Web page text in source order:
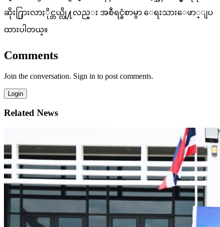
ဆိုး႐ြားလာႏိုင္တယ္လို႔လည္း အစီရင္ခံစာမွာ ေရးသားေဖာ္ျပ
ထားပါတယ္။
Comments
Join the conversation. Sign in to post comments.
Login
Related News